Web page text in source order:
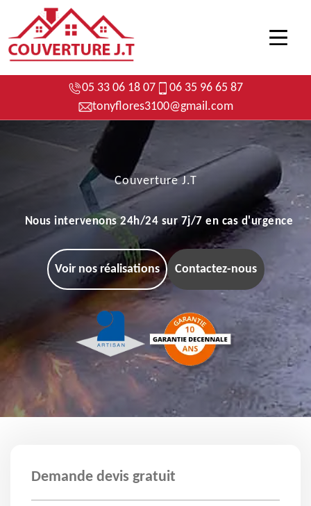
05 33 06 18 07
06 35 96 65 87
tonyflores3100@gmail.com
Couverture J.T
Nous intervenons 24h/24 sur 7j/7 en cas d'urgence
Voir nos réalisations Contactez-nous
Demande devis gratuit